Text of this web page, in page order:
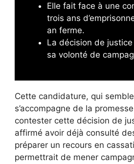
Elle fait face à une
trois ans
an ferme.
La décision de justice
sa volonté de
Cette candidature, qui
s’accompagne de la
contester cette décision de
affirmé avoir déjà consulté
préparer un recours en
permettrait de mener